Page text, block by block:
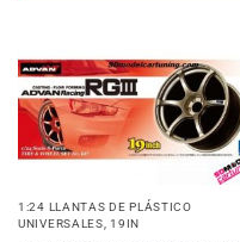
1:24 LLANTAS DE PLÁSTICO
UNIVERSALES
19IN